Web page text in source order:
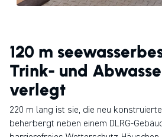
120 m
Trink- und
verlegt
220 m lang ist sie, die neu
beherbergt neben einem DLRG-